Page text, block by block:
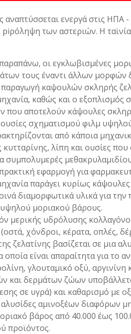
αναπτύσσεται ενεργά στις ΗΠΑ -
piρόληψη των αστεριών. Η
οι εγκλωβισμένες
τους έναντι άλλων μορφών
παραγωγή καψουλών σκληρής
καθώς και ο εξοπλισμός
που αποτελούν κάψουλες
σχηματισμού φιλμ
από κάποια
κυτταρίνης, λίπη και ουσίες
συμπολυμερές
εφαρμογή για
παράγει κυρίως κάψουλες
διαμορφωτικά υλικά για
μοριακού βάρους.
μερικής υδρόλυσης
χόνδροι, κέρατα, οπλές,
ζελατίνης βασίζεται σε μια
είναι απαραίτητα για το
γλουταμικό οξύ, αργινίνη
και δερμάτων ζώων
σε υγρά) και καθαρισμό με
αμινοξέων διαφόρων
βάρος από 40.000 έως
προϊόντος.